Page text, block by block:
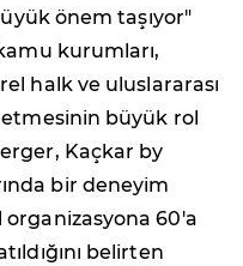
önem taşıyor"
kurumları,
halk ve uluslararası
büyük rol
Kaçkar by
bir deneyim
organizasyona 60'a
belirten